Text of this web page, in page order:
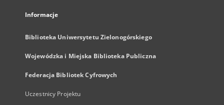
Informacje
Biblioteka Uniwersytetu Zielonogórskiego
Wojewódzka i Miejska Biblioteka Publiczna
Federacja Bibliotek Cyfrowych
Uczestnicy Projektu